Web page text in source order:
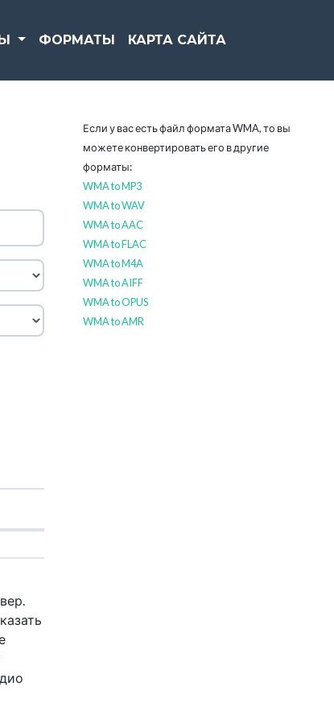
ФОРМАТЫ КАРТА САЙТА
Если у вас есть файл формата WMA, то вы
можете конвертировать его в другие
форматы:
WMA to MP3
WMA to WAV
WMA to AAC
WMA to FLAC
WMA to M4A
WMA to AIFF
WMA to OPUS
WMA to AMR